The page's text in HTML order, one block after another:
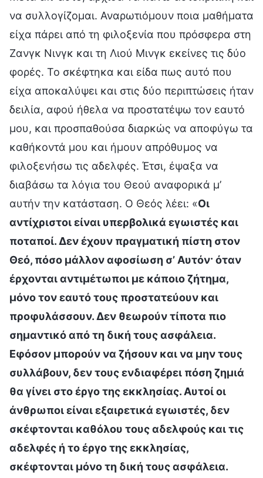
να συλλογίζομαι. Αναρωτιόμουν ποια μαθήματα
είχα πάρει από τη φιλοξενία που πρόσφερα στη
Ζανγκ Νινγκ και τη Λιού Μινγκ εκείνες τις δύο
φορές. Το σκέφτηκα και είδα πως αυτό που
είχα αποκαλύψει και στις δύο περιπτώσεις ήταν
δειλία, αφού ήθελα να προστατέψω τον εαυτό
μου, και προσπαθούσα διαρκώς να αποφύγω τα
καθήκοντά μου και ήμουν απρόθυμος να
φιλοξενήσω τις αδελφές. Έτσι, έψαξα να
διαβάσω τα λόγια του Θεού αναφορικά μ’
αυτήν την κατάσταση. Ο Θεός λέει: «Οι
αντίχριστοι είναι υπερβολικά εγωιστές και
ποταποί. Δεν έχουν πραγματική πίστη στον
Θεό, πόσο μάλλον αφοσίωση σ’ Αυτόν· όταν
έρχονται αντιμέτωποι με κάποιο ζήτημα,
μόνο τον εαυτό τους προστατεύουν και
προφυλάσσουν. Δεν θεωρούν τίποτα πιο
σημαντικό από τη δική τους ασφάλεια.
Εφόσον μπορούν να ζήσουν και να μην τους
συλλάβουν, δεν τους ενδιαφέρει πόση ζημιά
θα γίνει στο έργο της εκκλησίας. Αυτοί οι
άνθρωποι είναι εξαιρετικά εγωιστές, δεν
σκέφτονται καθόλου τους αδελφούς και τις
αδελφές ή το έργο της εκκλησίας,
σκέφτονται μόνο τη δική τους ασφάλεια.